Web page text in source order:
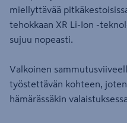
miellyttävää
tehokkaan XR Li-Ion -
sujuu nopeasti.
Valkoinen
työstettävän kohteen,
hämärässäkin